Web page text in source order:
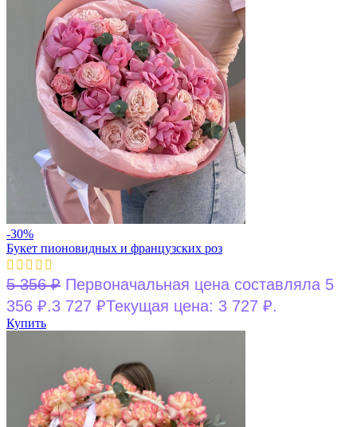
-30%
Букет пионовидных и французских роз
5 356₽ Первоначальная цена составляла 5
356 ₽.3 727 ₽Текущая цена: 3 727 ₽.
Купить